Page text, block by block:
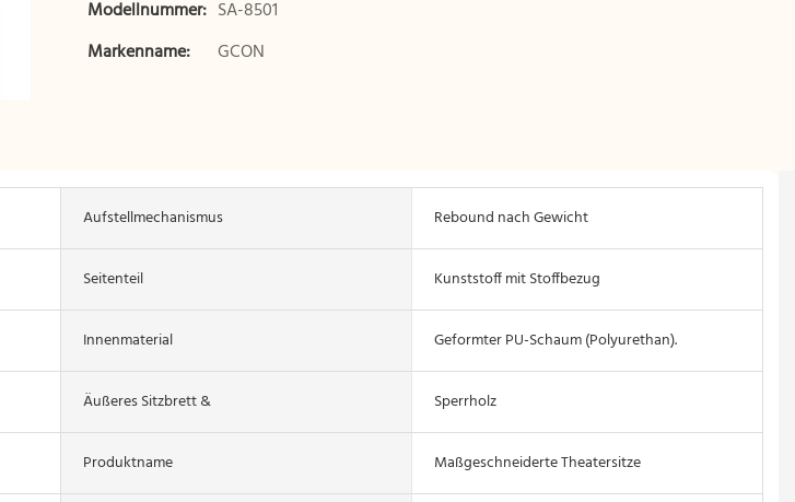
Modellnummer: SA-8501
Markenname:
GCON
Aufstellmechanismus Rebound nach Gewicht
Seitenteil Kunststoff mit Stoffbezug
Innenmaterial Geformter PU-Schaum (Polyurethan).
Äußeres Sitzbrett & Sperrholz
Produktname Maßgeschneiderte Theatersitze